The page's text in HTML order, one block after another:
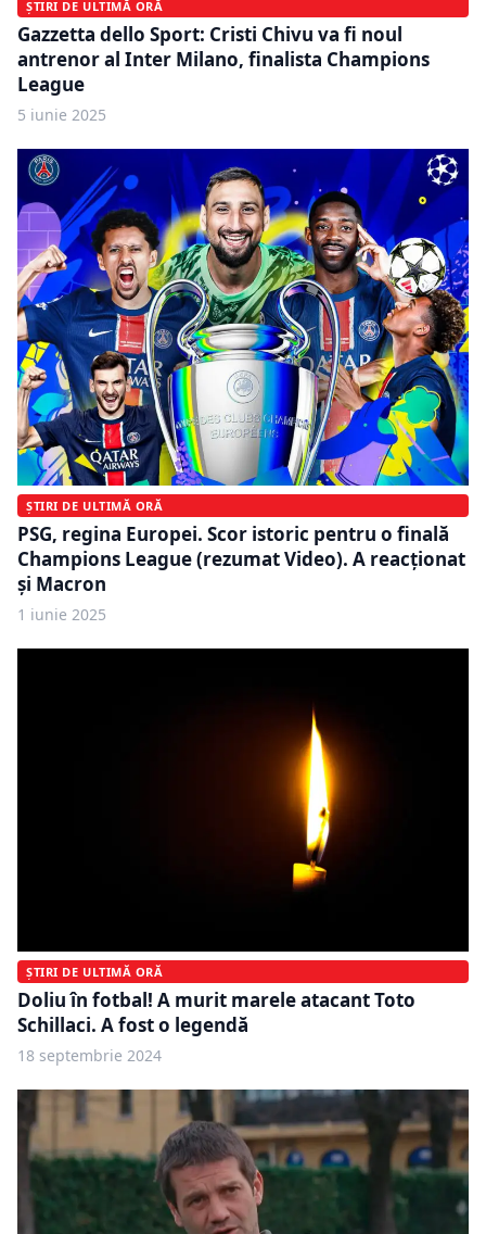
ȘTIRI DE ULTIMĂ ORĂ
Gazzetta dello Sport: Cristi Chivu va fi noul
antrenor al Inter Milano, finalista Champions
League
5 iunie 2025
ȘTIRI DE ULTIMĂ ORĂ
PSG, regina Europei. Scor istoric pentru o finală
Champions League (rezumat Video). A reacționat
și Macron
1 iunie 2025
ȘTIRI DE ULTIMĂ ORĂ
Doliu în fotbal! A murit marele atacant Toto
Schillaci. A fost o legendă
18 septembrie 2024